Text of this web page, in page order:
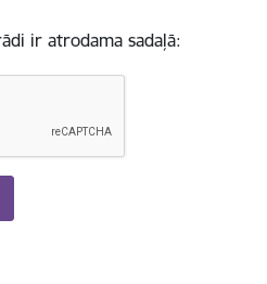
ir atrodama sadaļā: